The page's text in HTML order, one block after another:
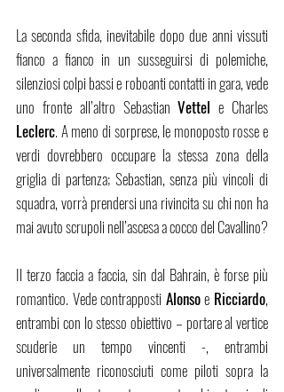
La seconda sfida, inevitabile dopo due anni vissuti
fianco a fianco in un susseguirsi di polemiche,
silenziosi colpi bassi e roboanti contatti in gara, vede
uno fronte all’altro Sebastian Vettel
Leclerc. A meno di sorprese, le monoposto rosse e
verdi dovrebbero occupare la stessa zona della
griglia di partenza; Sebastian, senza più vincoli di
squadra, vorrà prendersi una rivincita su chi non ha
Il terzo faccia a faccia, sin dal Bahrain, è forse più
romantico. Vede contrapposti Alonso e Ricciardo,
entrambi con lo stesso obiettivo – portare al vertice
scuderie un tempo vincenti -, entrambi
universalmente riconosciuti come piloti sopra la